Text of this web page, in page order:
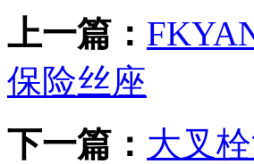
上一篇：
保险丝座
下一篇： 大叉